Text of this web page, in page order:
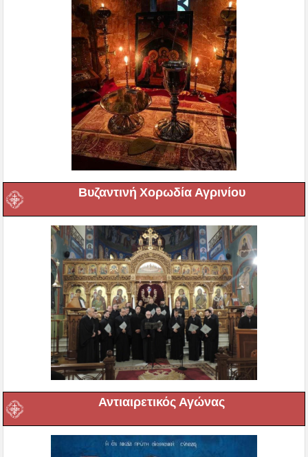
Βυζαντινή Χορωδία Αγρινίου
Αντιαιρετικός Αγώνας